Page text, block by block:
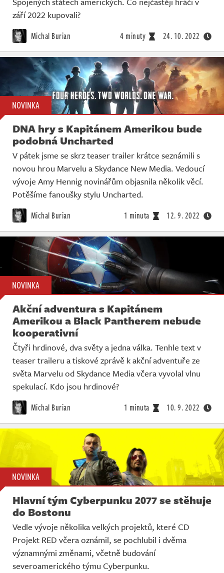
září 2022 kupovali?
Michal Burian 4 minuty 24. 10. 2022
NOVINKA
DNA hry s Kapitánem Amerikou bude
podobná Uncharted
V pátek jsme se skrz teaser trailer krátce seznámili s
novou hrou Marvelu a Skydance New Media. Vedoucí
vývoje Amy Hennig novinářům objasnila několik věcí.
Potěšíme fanoušky stylu Uncharted.
Michal Burian 1 minuta 12. 9. 2022
NOVINKA
Akční adventura s Kapitánem
Amerikou a Black Pantherem nebude
kooperativní
Čtyři hrdinové, dva světy a jedna válka. Tenhle text v
teaser traileru a tiskové zprávě k akční adventuře ze
světa Marvelu od Skydance Media včera vyvolal vlnu
spekulací. Kdo jsou hrdinové?
Michal Burian 1 minuta 10. 9. 2022
NOVINKA
Hlavní tým Cyberpunku 2077 se stěhuje
do Bostonu
Vedle vývoje několika velkých projektů, které CD
Projekt RED včera oznámil, se pochlubil i dvěma
významnými změnami, včetně budování
severoamerického týmu Cyberpunku.